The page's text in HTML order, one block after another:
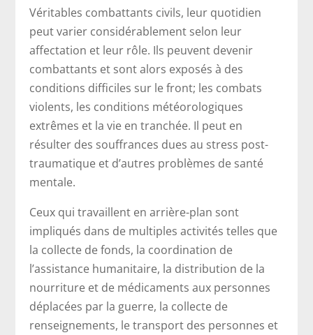
Véritables combattants civils, leur quotidien
peut varier considérablement selon leur
affectation et leur rôle. Ils peuvent devenir
combattants et sont alors exposés à des
conditions difficiles sur le front; les combats
violents, les conditions météorologiques
extrêmes et la vie en tranchée. Il peut en
résulter des souffrances dues au stress post-
traumatique et d’autres problèmes de santé
mentale.
Ceux qui travaillent en arrière-plan sont
impliqués dans de multiples activités telles que
la collecte de fonds, la coordination de
l’assistance humanitaire, la distribution de la
nourriture et de médicaments aux personnes
déplacées par la guerre, la collecte de
renseignements, le transport des personnes et